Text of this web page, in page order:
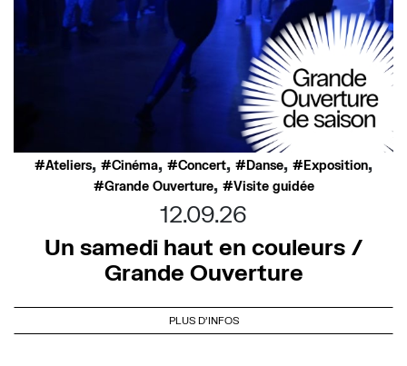
Ateliers, Cinéma, Concert, Danse, Exposition,
Grande Ouverture, Visite guidée
12.09.26
Un samedi haut en couleurs /
Grande Ouverture
PLUS D'INFOS